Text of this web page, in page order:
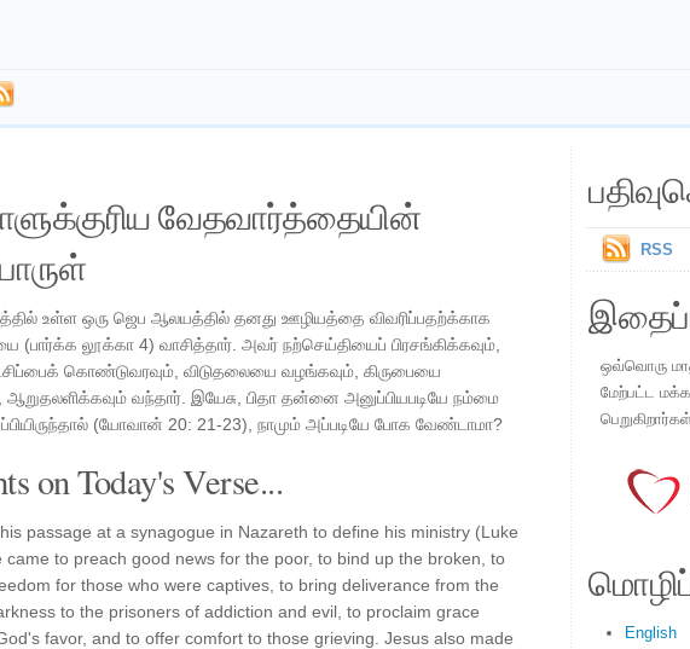
வேதவார்த்தையின்
உள்ள ஒரு ஜெப ஆலயத்தில் தனது ஊழியத்தை விவரிப்பதற்க்காக
(பார்க்க லூக்கா 4) வாசித்தார். அவர் நற்செய்தியைப் பிரசங்கிக்கவும்,
கொண்டுவரவும், விடுதலையை வழங்கவும், கிருபையை
ஆறுதலளிக்கவும் வந்தார். இயேசு, பிதா தன்னை அனுப்பியபடியே நம்மை
(யோவான் 20: 21-23), நாமும் அப்படியே போக வேண்டாமா?
on Today's Verse...
passage at a synagogue in Nazareth to define his ministry (Luke
came to preach good news for the poor, to bind up the broken, to
for those who were captives, to bring deliverance from the
to the prisoners of addiction and evil, to proclaim grace
favor, and to offer comfort to those grieving. Jesus also made
RSS
ஒவ்வொரு
மேற்பட்ட
English